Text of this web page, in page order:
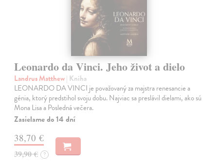
Leonardo da Vinci. Jeho život a dielo
Landrus Matthew| Kniha
LEONARDO DA VINCI je považovaný za majstra renesancie a
génia, ktorý predstihol svoju dobu. Najviac sa preslávil dielami, ako sú
Mona Lisa a Posledná večera.
Zasielame do 14 dní
38,70 €
39,90 € ?